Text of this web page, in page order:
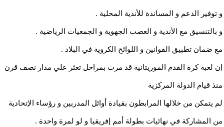
و توفير الدعم و المساندة للأندية المحلية .
و بالتنسيق مع الأندية و العصب الجهوية و الجمعيات الرياضية .
مع ضمان تطبيق القوانين و اللوائح الكروية في البلاد .
إن لعبة كرة القدم الموريتانية قد مرت بمراحل تعثر علي مدار نصف قرن
منذ قيام الدولة المركزية
لم يتمكن من خلالها المرابطون بقيادة أوائل المدربين و رؤساء الإتحادية
من المشاركة في نهائيات بطولة أمم إفريقيا و لو لمرة واحدة .